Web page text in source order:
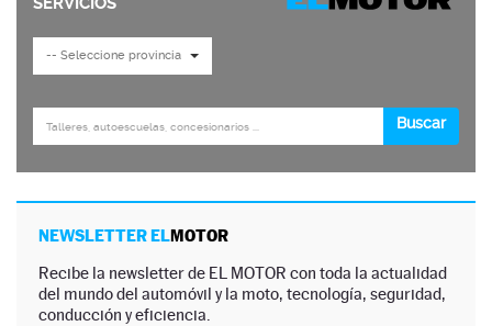
NEWSLETTER ELMOTOR
Recibe la newsletter de EL MOTOR con toda la actualidad
del mundo del automóvil y la moto, tecnología, seguridad,
conducción y eficiencia.